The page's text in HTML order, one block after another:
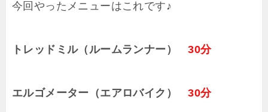
今回やったメニューはこれです♪
トレッドミル（ルームランナー）30分
エルゴメーター（エアロバイク）30分